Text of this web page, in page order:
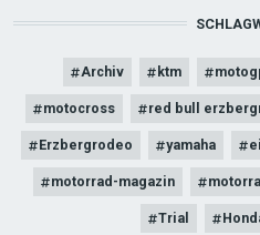
Archiv ktm
motocross red bull
Erzbergrodeo yamaha
motorrad-magazin
Trial